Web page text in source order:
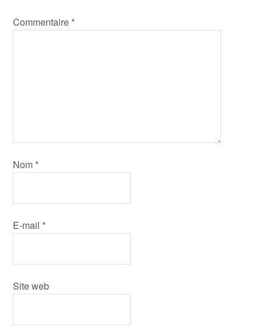
Commentaire *
Nom *
E-mail *
Site web